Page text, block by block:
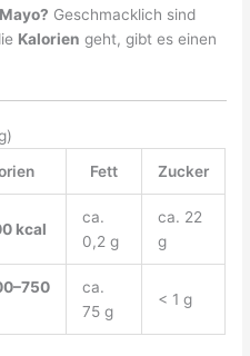
Geschmacklich sind
Kalorien geht, gibt es einen
Fett Zucker
kcal
ca.
0,2 g
ca. 22
g
ca.
75 g
< 1 g